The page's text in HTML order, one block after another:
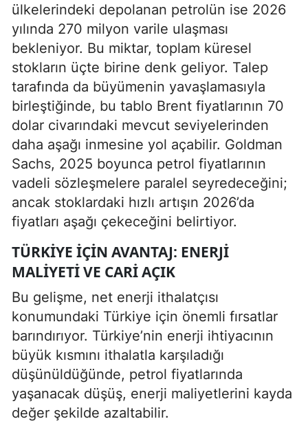
ülkelerindeki depolanan petrolün ise 2026
yılında 270 milyon varile ulaşması
bekleniyor. Bu miktar, toplam küresel
stokların üçte birine denk geliyor. Talep
tarafında da büyümenin yavaşlamasıyla
birleştiğinde, bu tablo Brent fiyatlarının 70
dolar civarındaki mevcut seviyelerinden
daha aşağı inmesine yol açabilir. Goldman
Sachs, 2025 boyunca petrol fiyatlarının
vadeli sözleşmelere paralel seyredeceğini;
ancak stoklardaki hızlı artışın 2026’da
fiyatları aşağı çekeceğini belirtiyor.
TÜRKIYE İÇIN AVANTAJ: ENERJI
MALIYETI VE CARI AÇIK
Bu gelişme, net enerji ithalatçısı
konumundaki Türkiye için önemli fırsatlar
barındırıyor. Türkiye’nin enerji ihtiyacının
büyük kısmını ithalatla karşıladığı
düşünüldüğünde, petrol fiyatlarında
yaşanacak düşüş, enerji maliyetlerini kayda
değer şekilde azaltabilir.